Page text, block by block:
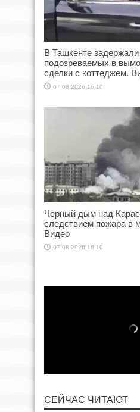
В Ташкенте задержали
подозреваемых в
сделки с коттеджем.
07.08.2026 16:10
Черный дым над
следствием пожара в
Видео
07.08.2026 16:10
СЕЙЧАС ЧИТАЮТ